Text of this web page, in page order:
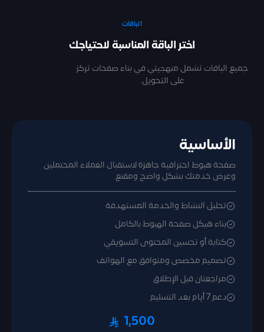
الباقات
اختر الباقة المناسبة لاحتياجك
جميع الباقات تشمل منهجيتي في بناء صفحات تركز
على التحويل.
الأساسية
صفحة هبوط احترافية جاهزة لاستقبال العملاء المحتملين
وعرض خدمتك بشكل واضح ومقنع.
تحليل النشاط والخدمة المستهدفة
بناء هيكل صفحة الهبوط بالكامل
كتابة أو تحسين المحتوى التسويقي
تصميم مخصص ومتوافق مع الهواتف
مراجعتان قبل الإطلاق
دعم 7 أيام بعد التسليم
1,500